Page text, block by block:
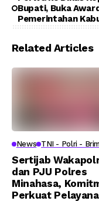
Bupati, Buka
Pemerintahan
Related Articles
News TNI - Polri -
Sertijab
dan PJU Polres
Minahasa,
Perkuat